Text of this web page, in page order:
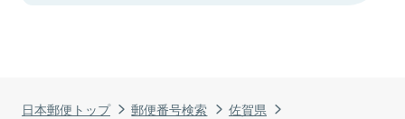
日本郵便トップ 郵便番号検索
佐賀県